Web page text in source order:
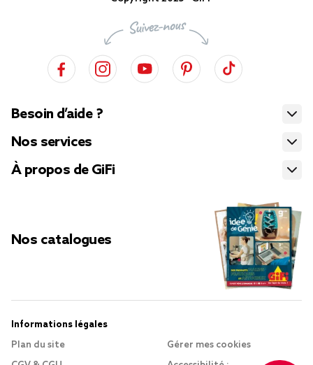
Besoin d’aide ?
Nos services
À propos de GiFi
Nos catalogues
Informations légales
Plan du site
Gérer mes cookies